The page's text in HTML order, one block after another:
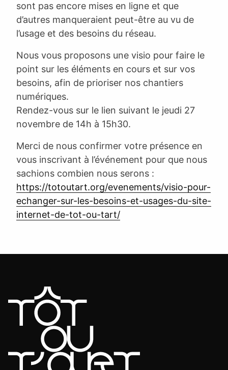
sont pas encore mises en ligne et que
d’autres manqueraient peut-être au vu de
l’usage et des besoins du réseau.
Nous vous proposons une visio pour faire le
point sur les éléments en cours et sur vos
besoins, afin de prioriser nos chantiers
numériques.
Rendez-vous sur le lien suivant le jeudi 27
novembre de 14h à 15h30.
Merci de nous confirmer votre présence en
vous inscrivant à l’événement pour que nous
sachions combien nous serons :
https://totoutart.org/evenements/visio-pour-
echanger-sur-les-besoins-et-usages-du-site-
internet-de-tot-ou-tart/